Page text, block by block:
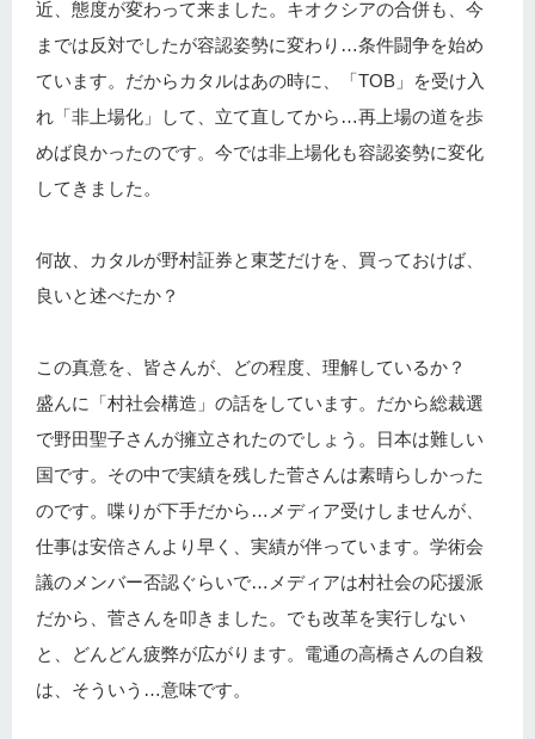
近、態度が変わって来ました。キオクシアの合併も、今
までは反対でしたが容認姿勢に変わり…条件闘争を始め
ています。だからカタルはあの時に、「TOB」を受け入
れ「非上場化」して、立て直してから…再上場の道を歩
めば良かったのです。今では非上場化も容認姿勢に変化
してきました。
何故、カタルが野村証券と東芝だけを、買っておけば、
良いと述べたか？
この真意を、皆さんが、どの程度、理解しているか？
盛んに「村社会構造」の話をしています。だから総裁選
で野田聖子さんが擁立されたのでしょう。日本は難しい
国です。その中で実績を残した菅さんは素晴らしかった
のです。喋りが下手だから…メディア受けしませんが、
仕事は安倍さんより早く、実績が伴っています。学術会
議のメンバー否認ぐらいで…メディアは村社会の応援派
だから、菅さんを叩きました。でも改革を実行しない
と、どんどん疲弊が広がります。電通の高橋さんの自殺
は、そういう…意味です。